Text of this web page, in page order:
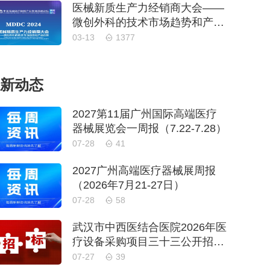
医械新质生产力经销商大会——
微创外科的技术市场趋势和产品
创新
03-13 1377
动态
2027第11届广州国际高端医疗
器械展览会一周报（7.22-7.28）
07-28 41
2027广州高端医疗器械展周报
（2026年7月21-27日）
07-28 58
武汉市中西医结合医院2026年医
疗设备采购项目三十三公开招标
公告
07-27 39